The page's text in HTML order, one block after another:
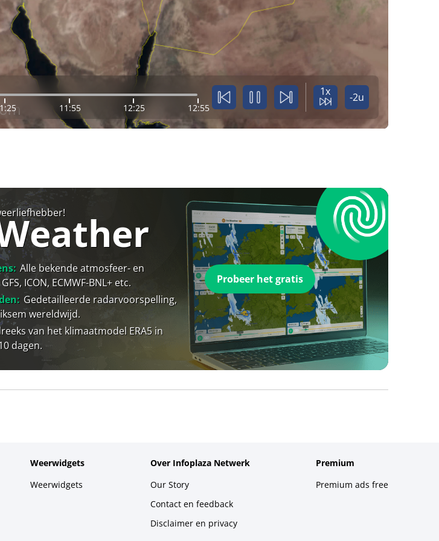
11:55 12:25 12:55
1x -2u
Alle bekende atmosfeer- en
ICON, ECMWF-BNL+ etc.
Gedetailleerde radarvoorspelling,
wereldwijd.
van het klimaatmodel ERA5 in
dagen.
Probeer het gratis
Weerwidgets
Weerwidgets
Over Infoplaza Netwerk
Our Story
Contact en feedback
Disclaimer en privacy
Premium
Premium ads free